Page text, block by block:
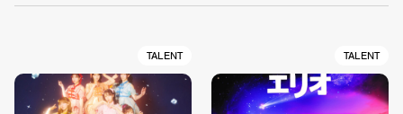
TALENT TALENT